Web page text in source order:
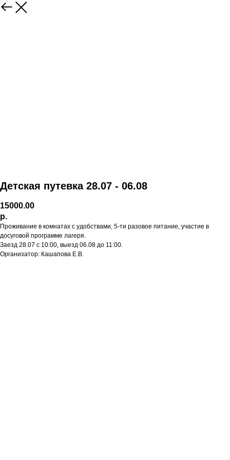
Детская путевка 28.07 - 06.08
15000.00
р.
Проживание в комнатах с удобствами, 5-ти разовое питание, участие в
досуговой программе лагеря.
Заезд 28.07 с 10:00, выезд 06.08 до 11:00.
Организатор: Кашапова Е.В.